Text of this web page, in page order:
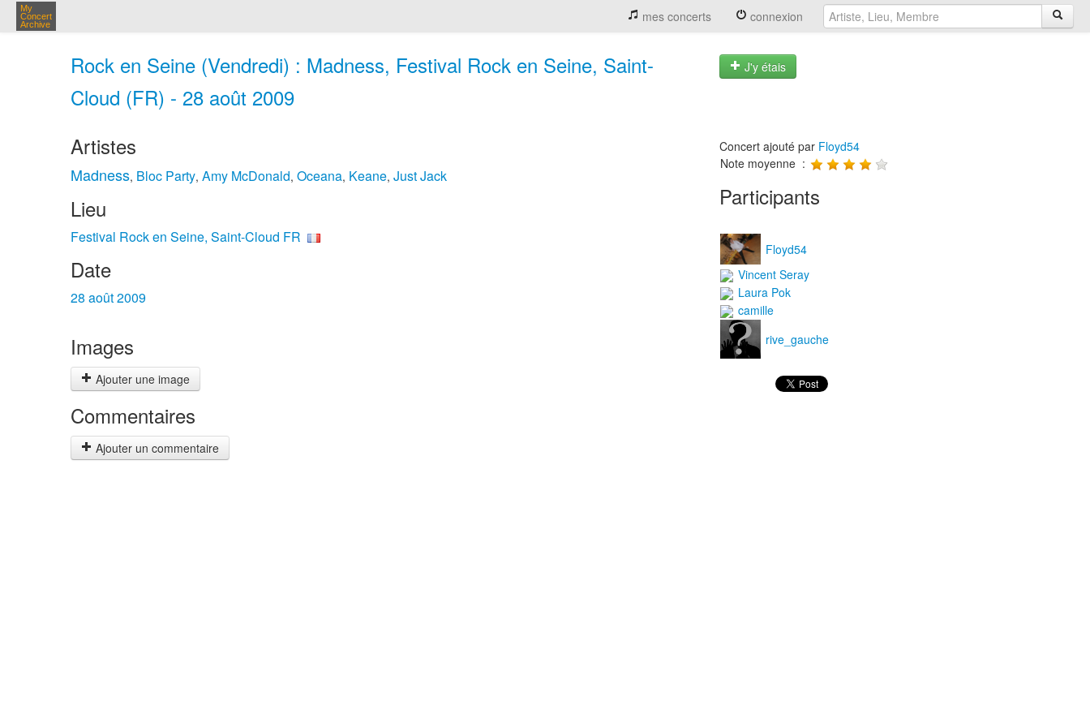
My
Concert
Archive
mes concerts connexion
Rock en Seine (Vendredi) : Madness, Festival Rock en Seine, Saint-
Cloud (FR) - 28 août 2009
J'y étais
Artistes
Madness, Bloc Party, Amy McDonald, Oceana, Keane, Just Jack
Lieu
Festival Rock en Seine, Saint-Cloud FR
Date
28 août 2009
Images
Ajouter une image
Commentaires
Ajouter un commentaire
Concert ajouté par Floyd54
Note moyenne :
Participants
Floyd54
Vincent Seray
Laura Pok
camille
rive_gauche